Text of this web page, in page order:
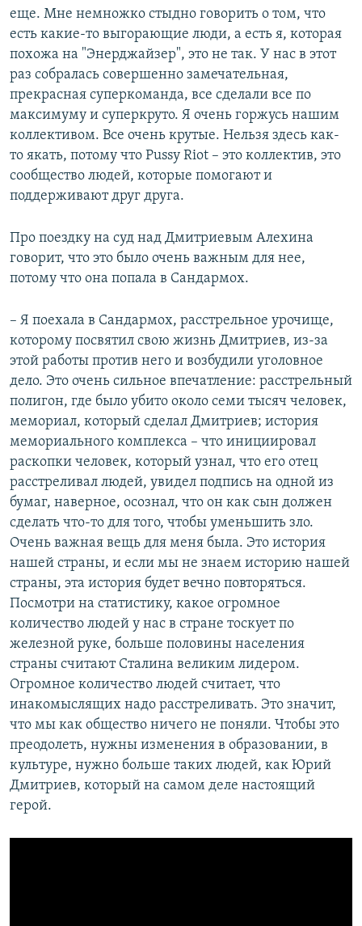
еще. Мне немножко стыдно говорить о том, что
есть какие-то выгорающие люди, а есть я, которая
похожа на "Энерджайзер", это не так. У нас в этот
раз собралась совершенно замечательная,
прекрасная суперкоманда, все сделали все по
максимуму и суперкруто. Я очень горжусь нашим
коллективом. Все очень крутые. Нельзя здесь как-
то якать, потому что Pussy Riot – это коллектив, это
сообщество людей, которые помогают и
поддерживают друг друга.
Про поездку на суд над Дмитриевым Алехина
говорит, что это было очень важным для нее,
потому что она попала в Сандармох.
– Я поехала в Сандармох, расстрельное урочище,
которому посвятил свою жизнь Дмитриев, из-за
этой работы против него и возбудили уголовное
дело. Это очень сильное впечатление: расстрельный
полигон, где было убито около семи тысяч человек,
мемориал, который сделал Дмитриев; история
мемориального комплекса – что инициировал
раскопки человек, который узнал, что его отец
расстреливал людей, увидел подпись на одной из
бумаг, наверное, осознал, что он как сын должен
сделать что-то для того, чтобы уменьшить зло.
Очень важная вещь для меня была. Это история
нашей страны, и если мы не знаем историю нашей
страны, эта история будет вечно повторяться.
Посмотри на статистику, какое огромное
количество людей у нас в стране тоскует по
железной руке, больше половины населения
страны считают Сталина великим лидером.
Огромное количество людей считает, что
инакомыслящих надо расстреливать. Это значит,
что мы как общество ничего не поняли. Чтобы это
преодолеть, нужны изменения в образовании, в
культуре, нужно больше таких людей, как Юрий
Дмитриев, который на самом деле настоящий
герой.